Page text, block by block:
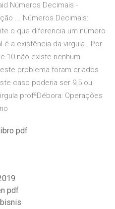
Números Decimais -
... Números Decimais:
o que diferencia um número
é a existência da virgula.. Por
10 não existe nenhum
problema foram criados
caso poderia ser 9,5 ou
profªDébora: Operações
pdf
pdf